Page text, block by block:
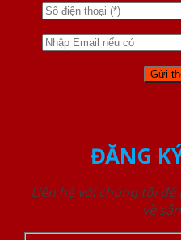
ĐĂNG
Liên hệ với chúng tôi
về